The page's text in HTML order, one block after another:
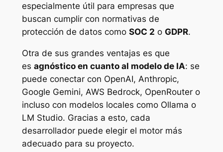
especialmente útil para empresas que
buscan cumplir con normativas de
protección de datos como SOC 2 o GDPR.
Otra de sus grandes ventajas es que
es agnóstico en cuanto al modelo de IA: se
puede conectar con OpenAI, Anthropic,
Google Gemini, AWS Bedrock, OpenRouter o
incluso con modelos locales como Ollama o
LM Studio. Gracias a esto, cada
desarrollador puede elegir el motor más
adecuado para su proyecto.